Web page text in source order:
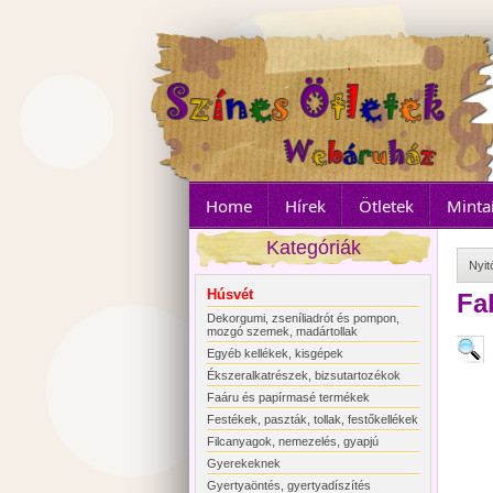
Home Hírek Ötletek
Kategóriák
Húsvét
Dekorgumi, zseníliadrót és pompon,
mozgó szemek, madártollak
Egyéb kellékek, kisgépek
Ékszeralkatrészek, bizsutartozékok
Faáru és papírmasé termékek
Festékek, paszták, tollak, festőkellékek
Filcanyagok, nemezelés, gyapjú
Gyerekeknek
Gyertyaöntés, gyertyadíszítés